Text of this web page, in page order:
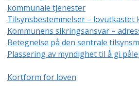
kommunale tjenester
Tilsynsbestemmelser – lovutkastet
Kommunens sikringsansvar –
Betegnelse på den sentrale
Plassering av myndighet til å gi
Kortform for loven